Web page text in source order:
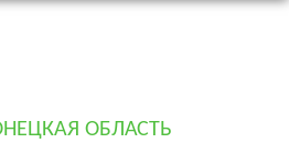
ОБЛАСТЬ